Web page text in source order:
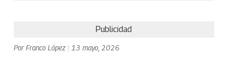
Publicidad
PorFranco López 13 mayo, 2026